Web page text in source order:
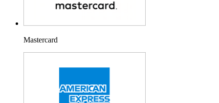
Mastercard